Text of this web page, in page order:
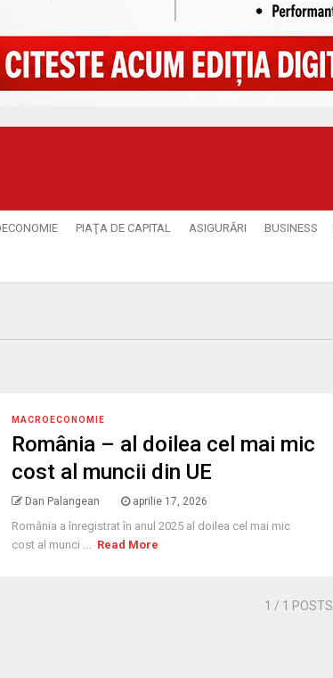
PIAŢA DE CAPITAL ASIGURĂRI BUSINESS
MACROECONOMIE
România – al doilea cel mai mic
cost al muncii din UE
Dan Palangean aprilie 17, 2026
România a înregistrat în anul 2025 al doilea cel mai mic
cost al munci ... Read More
1 / 1 POSTS